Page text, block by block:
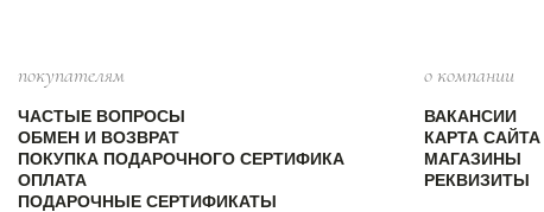
покупателям
ЧАСТЫЕ ВОПРОСЫ
ОБМЕН И ВОЗВРАТ
ПОКУПКА ПОДАРОЧНОГО СЕРТИФИКА
ОПЛАТА
ПОДАРОЧНЫЕ СЕРТИФИКАТЫ
о компании
ВАКАНСИИ
КАРТА САЙТА
МАГАЗИНЫ
РЕКВИЗИТЫ